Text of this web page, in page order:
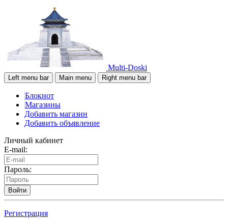
Multi-Doski
Left menu bar Main menu Right menu bar
Блокнот
Магазины
Добавить магазин
Добавить объявление
Личный кабинет
E-mail:
Пароль:
Войти
Регистрация